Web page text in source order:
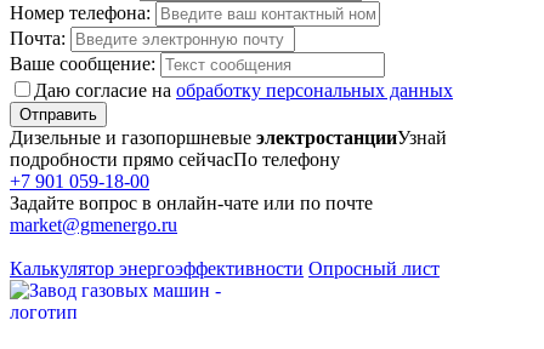
Номер телефона:
Почта:
Ваше сообщение:
Даю согласие на обработку персональных данных
Отправить
Дизельные и газопоршневые электростанцииУзнай
подробности прямо сейчасПо телефону
+7 901 059-18-00
Задайте вопрос в онлайн-чате или по почте
market@gmenergo.ru
Калькулятор энергоэффективности Опросный лист